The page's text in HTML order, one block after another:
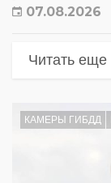
07.08.2026
Читать еще
КАМЕРЫ ГИБДД